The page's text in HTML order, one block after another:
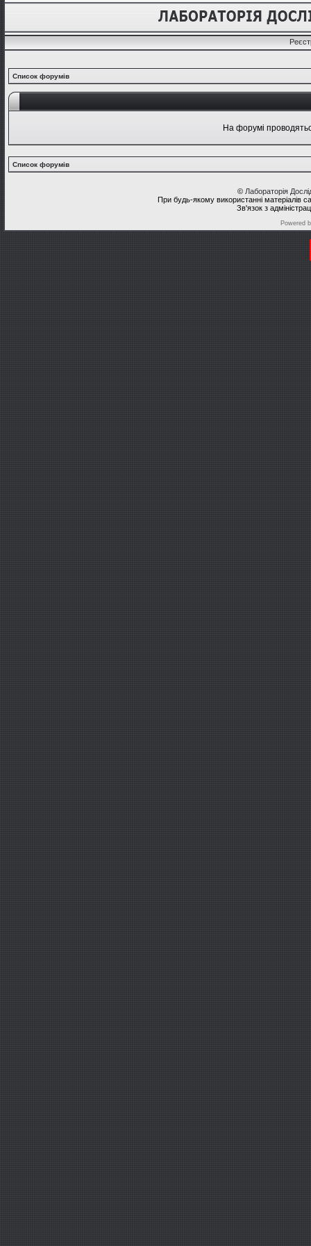
Список форумів
На форумі
Список форумів
© Лабораторія
При будь-якому використанні матеріалів
Зв'язок з
Powered